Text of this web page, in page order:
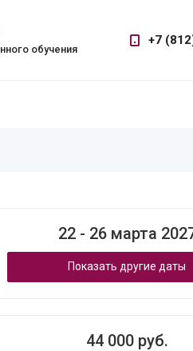
обучения
+7
22 - 26 марта
Показать другие даты
44 000 руб.